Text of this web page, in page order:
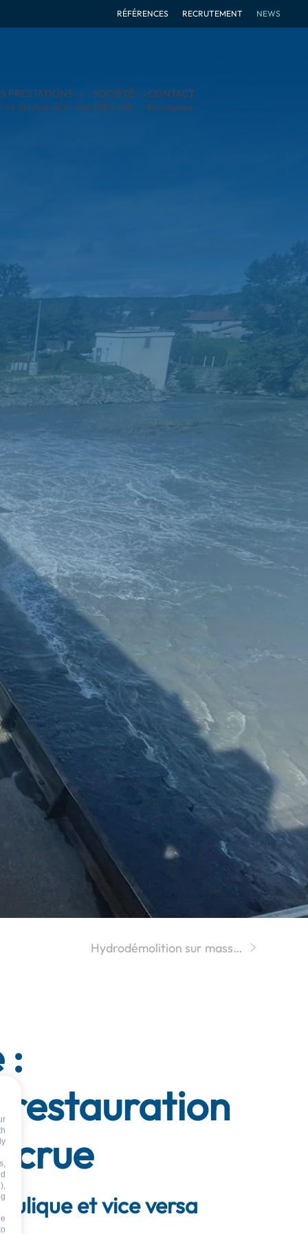
RÉFÉRENCES RECRUTEMENT NEWS
Hydrodémolition sur mass…
:
crue
et vice versa